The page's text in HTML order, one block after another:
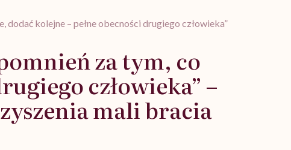
dodać kolejne – pełne obecności drugiego człowieka” – rozmowa
za tym, co
człowieka” –
mali bracia